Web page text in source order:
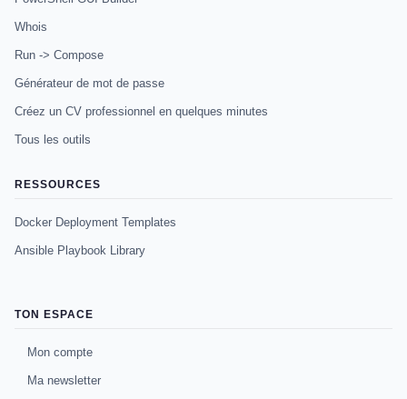
Whois
Run -> Compose
Générateur de mot de passe
Créez un CV professionnel en quelques minutes
Tous les outils
RESSOURCES
Docker Deployment Templates
Ansible Playbook Library
TON ESPACE
Mon compte
Ma newsletter